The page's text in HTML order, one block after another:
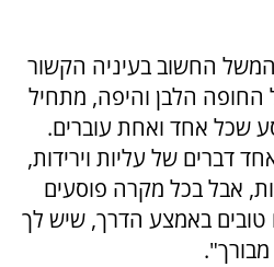
החשוב בעיניה הקשור
הלבן והיפה, מתחיל
שכל אחד ואחת עוברים.
דברים של עליות וירידות,
אבל בכל מקרה פוסעים
באמצע הדרך, שיש לך